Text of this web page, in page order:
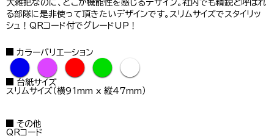
大雑把なのに、どこか機能性を感じるデザイン。社内でも精鋭と呼ばれ
る部隊に是非使って頂きたいデザインです。スリムサイズでスタイリッ
シュ！QRコード付でグレードUP！
カラーバリエーション
● ● ● ● ●
台紙サイズ
スリムサイズ（横91mm x 縦47mm）
その他
QRコード